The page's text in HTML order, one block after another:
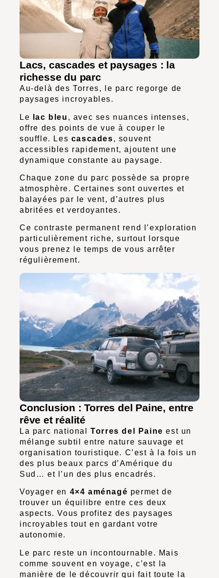
Lacs, cascades et paysages : la
richesse du parc
Au-delà des Torres, le parc regorge de
paysages incroyables.
Le lac bleu , avec ses nuances intenses,
offre des points de vue à couper le
souffle. Les cascades, souvent
accessibles rapidement, ajoutent une
dynamique constante au paysage.
Chaque zone du parc possède sa propre
atmosphère. Certaines sont ouvertes et
balayées par le vent, d’autres plus
abritées et verdoyantes.
Ce contraste permanent rend l’exploration
particulièrement riche, surtout lorsque
vous prenez le temps de vous arrêter
régulièrement.
Conclusion : Torres del Paine, entre
rêve et réalité
La parc nationalTorres del Paine est un
mélange subtil entre nature sauvage et
organisation touristique. C’est à la fois un
des plus beaux parcs d’Amérique du
Sud… et l’un des plus encadrés.
Voyager en 4×4 aménagé permet de
trouver un équilibre entre ces deux
aspects. Vous profitez des paysages
incroyables tout en gardant votre
autonomie.
Le parc reste un incontournable. Mais
comme souvent en voyage, c’est la
manière de le découvrir qui fait toute la